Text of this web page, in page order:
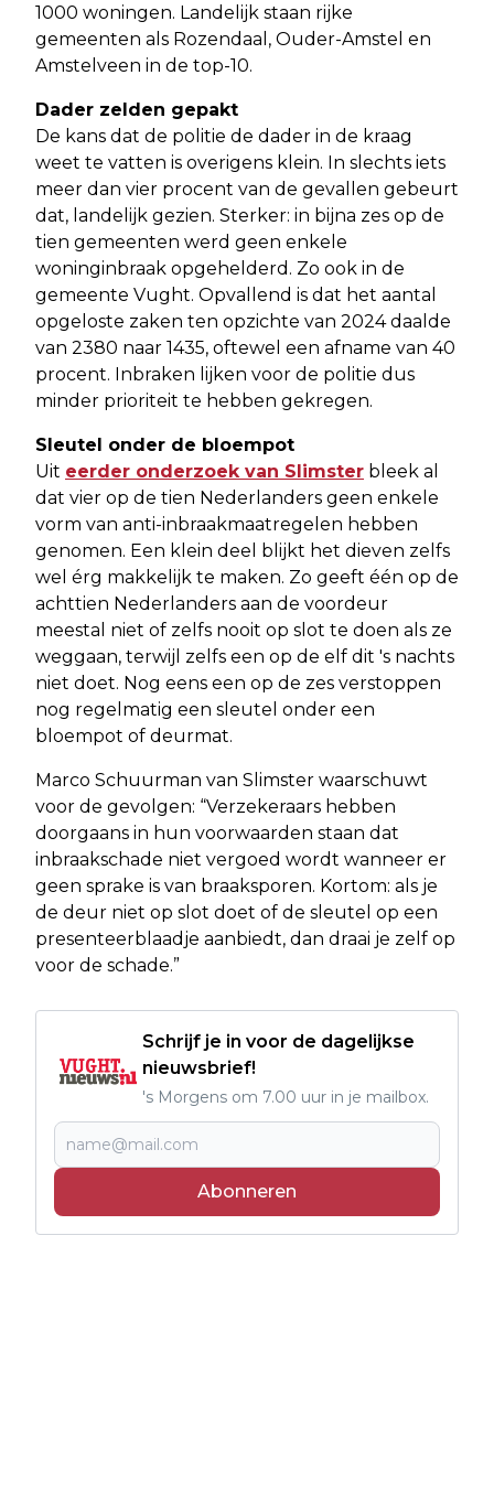
1000 woningen. Landelijk staan rijke
gemeenten als Rozendaal, Ouder-Amstel en
Amstelveen in de top-10.
Dader zelden gepakt
De kans dat de politie de dader in de kraag
weet te vatten is overigens klein. In slechts iets
meer dan vier procent van de gevallen gebeurt
dat, landelijk gezien. Sterker: in bijna zes op de
tien gemeenten werd geen enkele
woninginbraak opgehelderd. Zo ook in de
gemeente Vught. Opvallend is dat het aantal
opgeloste zaken ten opzichte van 2024 daalde
van 2380 naar 1435, oftewel een afname van 40
procent. Inbraken lijken voor de politie dus
minder prioriteit te hebben gekregen.
Sleutel onder de bloempot
Uit eerder onderzoek van Slimster bleek al
dat vier op de tien Nederlanders geen enkele
vorm van anti-inbraakmaatregelen hebben
genomen. Een klein deel blijkt het dieven zelfs
wel érg makkelijk te maken. Zo geeft één op de
achttien Nederlanders aan de voordeur
meestal niet of zelfs nooit op slot te doen als ze
weggaan, terwijl zelfs een op de elf dit 's nachts
niet doet. Nog eens een op de zes verstoppen
nog regelmatig een sleutel onder een
bloempot of deurmat.
Marco Schuurman van Slimster waarschuwt
voor de gevolgen: “Verzekeraars hebben
doorgaans in hun voorwaarden staan dat
inbraakschade niet vergoed wordt wanneer er
geen sprake is van braaksporen. Kortom: als je
de deur niet op slot doet of de sleutel op een
presenteerblaadje aanbiedt, dan draai je zelf op
voor de schade.”
Schrijf je in voor de dagelijkse
nieuwsbrief!
's Morgens om 7.00 uur in je mailbox.
Abonneren